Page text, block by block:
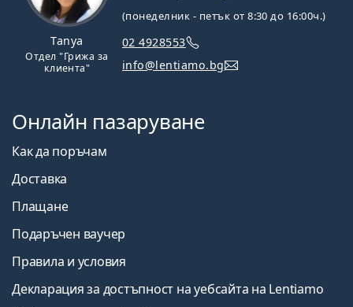
Tanya
Отдел "Грижа за
клиента"
(понеделник - петък от 8:30 до 16:00ч.)
02 4928553
info@lentiamo.bg
Онлайн пазаруване
Как да поръчам
Доставка
Плащане
Подаръчен ваучер
Правила и условия
Декларация за достъпност на уебсайта на Lentiamo